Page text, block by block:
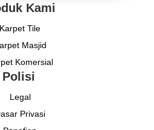
Kami
Karpet Tile
Masjid
Komersial
Polisi
Legal
Privasi